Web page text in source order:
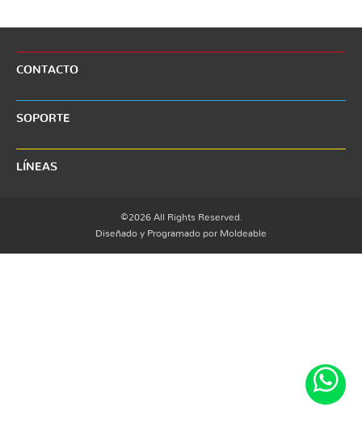
CONTACTO
SOPORTE
LÍNEAS
©2026 All Rights Reserved.
Diseñado y Programado por Moldeable